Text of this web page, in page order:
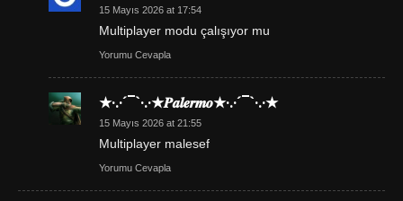
15 Mayıs 2026 at 17:54
Multiplayer modu çalışıyor mu
Yorumu Cevapla
★·.·´¯`·.·★𝑷𝒂𝒍𝒆𝒓𝒎𝒐★·.·´¯`·.·★
15 Mayıs 2026 at 21:55
Multiplayer malesef
Yorumu Cevapla